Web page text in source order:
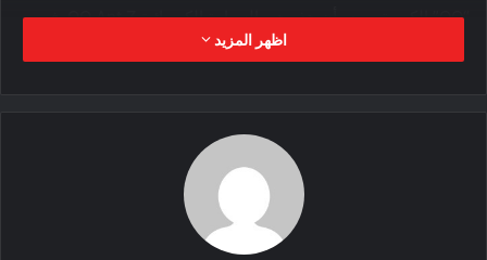
“QQ” الكبيرة ، يبدو أن هذه هي السيارة الكهربائية QQ Ant Z في
شكل الإنتاج ؛ من الجدير بالذكر أنه ظهر مفهوم السيارة الكهربائية
اظهر المزيد